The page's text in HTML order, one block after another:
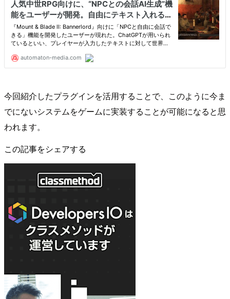
今回紹介したプラグインを活用することで、このように今ま
でにないシステムをゲームに実装することが可能になると思
われます。
この記事をシェアする